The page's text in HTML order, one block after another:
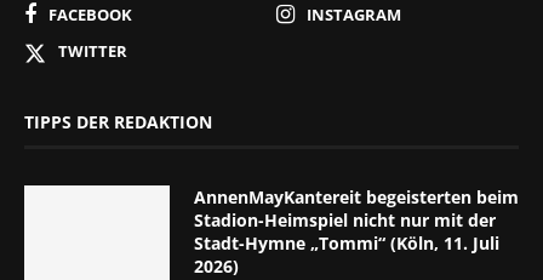
FACEBOOK
INSTAGRAM
TWITTER
TIPPS DER REDAKTION
AnnenMayKantereit begeisterten beim
Stadion-Heimspiel nicht nur mit der
Stadt-Hymne „Tommi“ (Köln, 11. Juli
2026)